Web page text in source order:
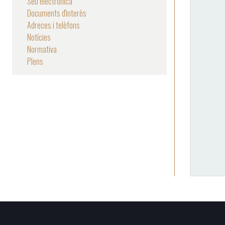
Documents d'interès
Adreces i telèfons
Notícies
Normativa
Plens